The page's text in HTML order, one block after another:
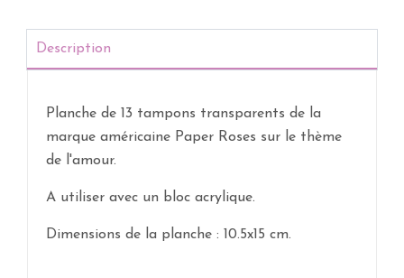
Description
Planche de 13 tampons transparents de la
marque américaine Paper Roses sur le thème
de l'amour.
A utiliser avec un bloc acrylique.
Dimensions de la planche : 10.5x15 cm.